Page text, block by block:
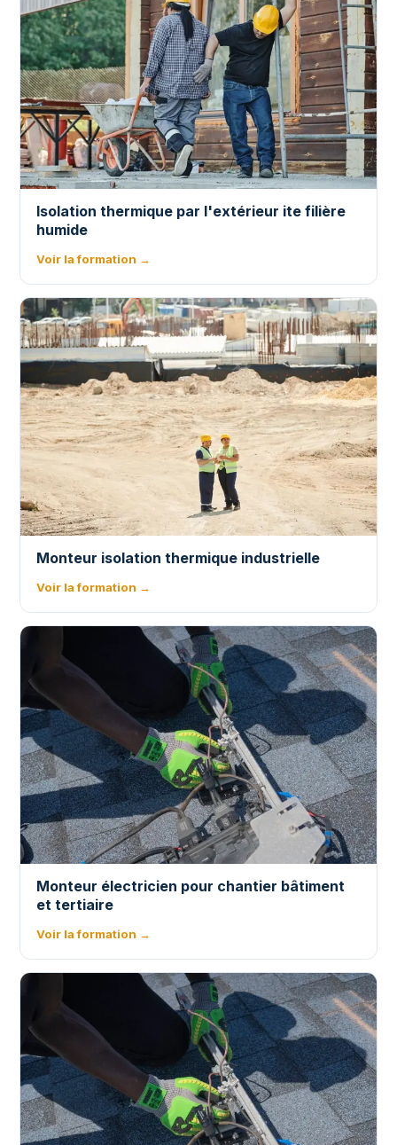
Isolation thermique par l'extérieur ite filière
humide
Voir la formation →
Monteur isolation thermique industrielle
Voir la formation →
Monteur électricien pour chantier bâtiment
et tertiaire
Voir la formation →